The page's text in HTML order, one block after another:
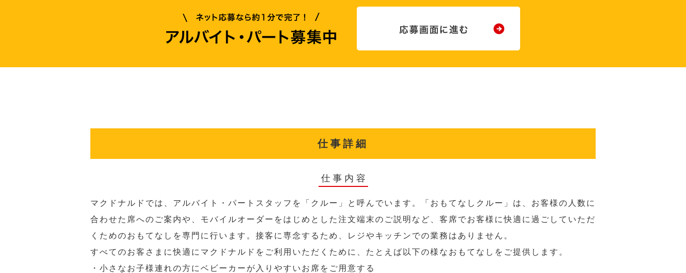
仕事詳細
仕事内容
マクドナルドでは、アルバイト・パートスタッフを「クルー」と呼んでいます。「おもてなしクルー」は、お客様の人数に
合わせた席へのご案内や、モバイルオーダーをはじめとした注文端末のご説明など、客席でお客様に快適に過ごしていただ
くためのおもてなしを専門に行います。接客に専念するため、レジやキッチンでの業務はありません。
すべてのお客さまに快適にマクドナルドをご利用いただくために、たとえば以下の様なおもてなしをご提供します。
・小さなお子様連れの方にベビーカーが入りやすいお席をご用意する